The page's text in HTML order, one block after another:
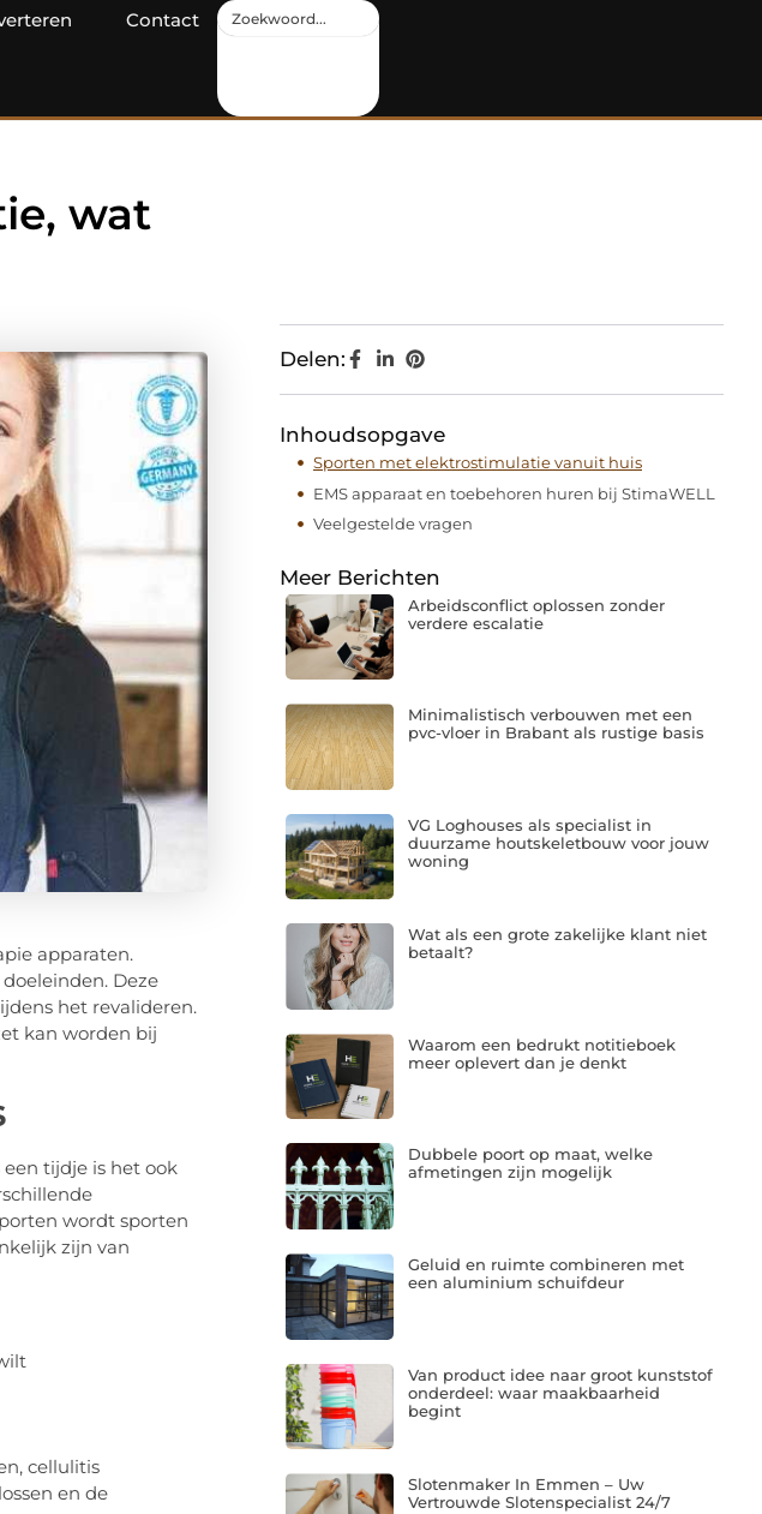
Contact
wat
apparaten.
Deze
het revalideren.
kan worden bij
tijdje is het ook
wordt sporten
zijn van
cellulitis
en de
Delen:
Inhoudsopgave
Sporten met elektrostimulatie vanuit huis
EMS apparaat en toebehoren huren bij StimaWELL
Veelgestelde vragen
Meer Berichten
Arbeidsconflict oplossen zonder
verdere escalatie
Minimalistisch verbouwen met een
pvc-vloer in Brabant als rustige basis
VG Loghouses als specialist in
duurzame houtskeletbouw voor jouw
woning
Wat als een grote zakelijke klant niet
betaalt?
Waarom een bedrukt notitieboek
meer oplevert dan je denkt
Dubbele poort op maat, welke
afmetingen zijn mogelijk
Geluid en ruimte combineren met
een aluminium schuifdeur
Van product idee naar groot kunststof
onderdeel: waar maakbaarheid
begint
Slotenmaker In Emmen – Uw
Vertrouwde Slotenspecialist 24/7